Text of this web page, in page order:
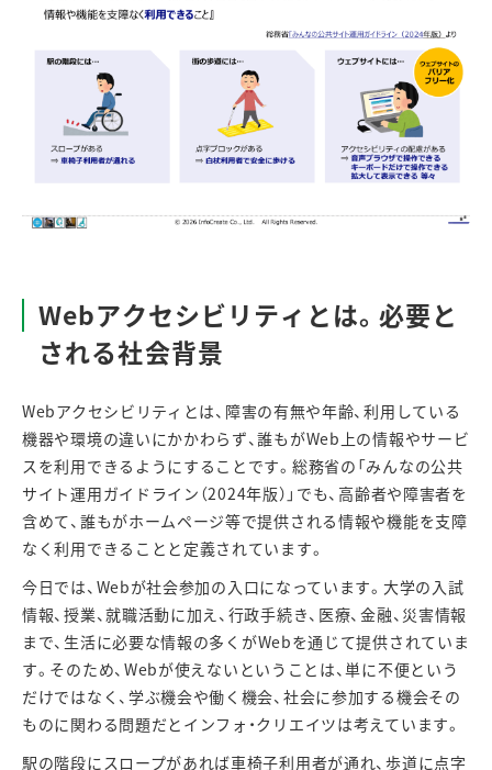
Webアクセシビリティとは。必要と
される社会背景
Webアクセシビリティとは、障害の有無や年齢、利用している
機器や環境の違いにかかわらず、誰もがWeb 上の情報やサービ
スを利用できるようにすることです。総務省の「みんなの公共
サイト運用ガイドライン（2024年版）」でも、高齢者や障害者を
含めて、誰もがホームページ等で提供される情報や機能を支障
なく利用できることと定義されています。
今日では、 Webが社会参加の入口になっています。大学の入試
情報、授業、就職活動に加え、行政手続き、医療、金融、災害情報
まで、生活に必要な情報の多くがWebを通じて提供されていま
す。そのため、 Webが使えないということは、単に不便という
だけではなく、学ぶ機会や働く機会、社会に参加する機会その
ものに関わる問題だとインフォ・クリエイツは考えています。
駅の階段にスロープがあれば車椅子利用者が通れ、歩道に点字